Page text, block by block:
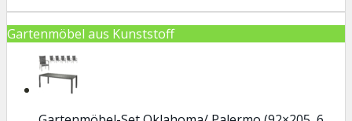
Gartenmöbel aus Kunststoff